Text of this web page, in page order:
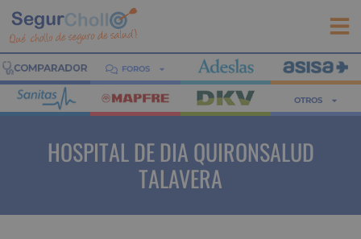
FOROS
OTROS
HOSPITAL DE DIA QUIRONSALUD
TALAVERA